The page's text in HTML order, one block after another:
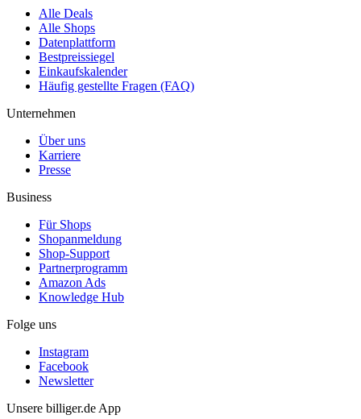
Alle Deals
Alle Shops
Datenplattform
Bestpreissiegel
Einkaufskalender
Häufig gestellte Fragen (FAQ)
Unternehmen
Über uns
Karriere
Presse
Business
Für Shops
Shopanmeldung
Shop-Support
Partnerprogramm
Amazon Ads
Knowledge Hub
Folge uns
Instagram
Facebook
Newsletter
Unsere billiger.de App